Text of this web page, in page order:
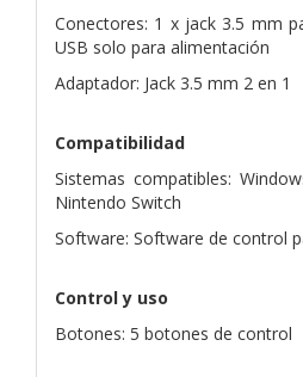
Conectores: 1 x jack 3.5 mm
USB solo para alimentación
Adaptador: Jack 3.5 mm 2 en 1
Compatibilidad
Sistemas compatibles:
Nintendo Switch
Software: Software de control
Control y uso
Botones: 5 botones de control